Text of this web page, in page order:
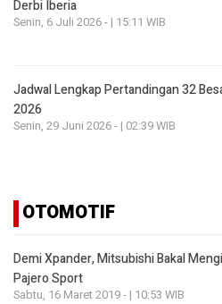
Derbi Iberia
Senin, 6 Juli 2026 - | 15:11 WIB
Jadwal Lengkap Pertandingan 32
2026
Senin, 29 Juni 2026 - | 02:39 WIB
OTOMOTIF
Demi Xpander, Mitsubishi Bakal
Pajero Sport
Sabtu, 16 Maret 2019 - | 10:53 WIB